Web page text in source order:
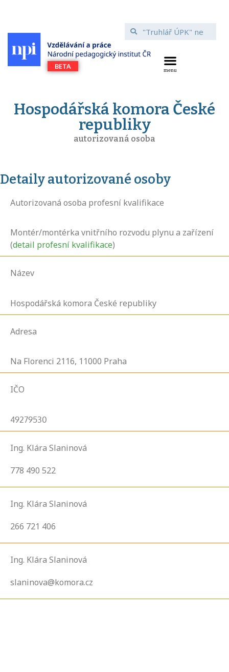
Hospodářská komora České
republiky
autorizovaná osoba
Detaily autorizované osoby
Autorizovaná osoba profesní kvalifikace
Montér/montérka vnitřního rozvodu plynu a zařízení
(detail profesní kvalifikace)
Název
Hospodářská komora České republiky
Adresa
Na Florenci 2116, 11000 Praha
IČO
49279530
Ing. Klára Slaninová
778 490 522
Ing. Klára Slaninová
266 721 406
Ing. Klára Slaninová
slaninova@komora.cz